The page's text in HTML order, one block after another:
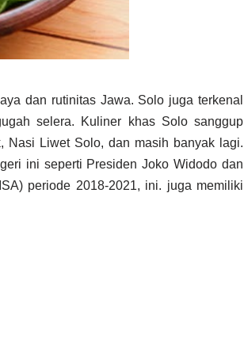
dan rutinitas Jawa. Solo juga terkenal
selera. Kuliner khas Solo sanggup
Nasi Liwet Solo, dan masih banyak lagi.
ini seperti Presiden Joko Widodo dan
periode 2018-2021, ini. juga memiliki